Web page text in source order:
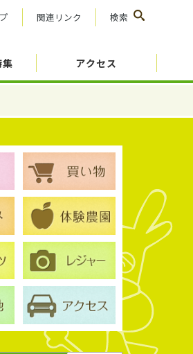
関連リンク 検索
アクセス